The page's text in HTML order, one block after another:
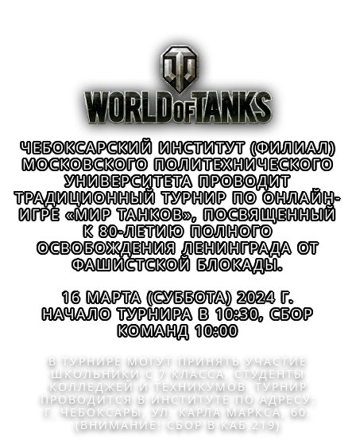
ЧЕБОКСАРСКИЙ ИНСТИТУТ (ФИЛИАЛ)
МОСКОВСКОГО ПОЛИТЕХНИЧЕСКОГО
УНИВЕРСИТЕТА ПРОВОДИТ
ТРАДИЦИОННЫЙ ТУРНИР ПО ОНЛАЙН-
ИГРЕ «МИР ТАНКОВ», ПОСВЯЩЕННЫЙ
К 80-ЛЕТИЮ ПОЛНОГО
ОСВОБОЖДЕНИЯ ЛЕНИНГРАДА ОТ
ФАШИСТСКОЙ БЛОКАДЫ.
16 МАРТА (СУББОТА) 2024 Г.
НАЧАЛО ТУРНИРА В 10:30, СБОР
КОМАНД 10:00
В ТУРНИРЕ МОГУТ ПРИНЯТЬ УЧАСТИЕ
ШКОЛЬНИКИ С 7 КЛАССА, СТУДЕНТЫ
КОЛЛЕДЖЕЙ И ТЕХНИКУМОВ. ТУРНИР
ПРОВОДИТСЯ В ИНСТИТУТЕ ПО АДРЕСУ:
Г. ЧЕБОКСАРЫ, УЛ. КАРЛА МАРКСА, 60.
(ВНИМАНИЕ! СБОР В КАБ.219)